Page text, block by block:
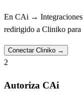
En CAi →
redirigido a Cliniko para
Conectar Cliniko →
2
Autoriza CAi